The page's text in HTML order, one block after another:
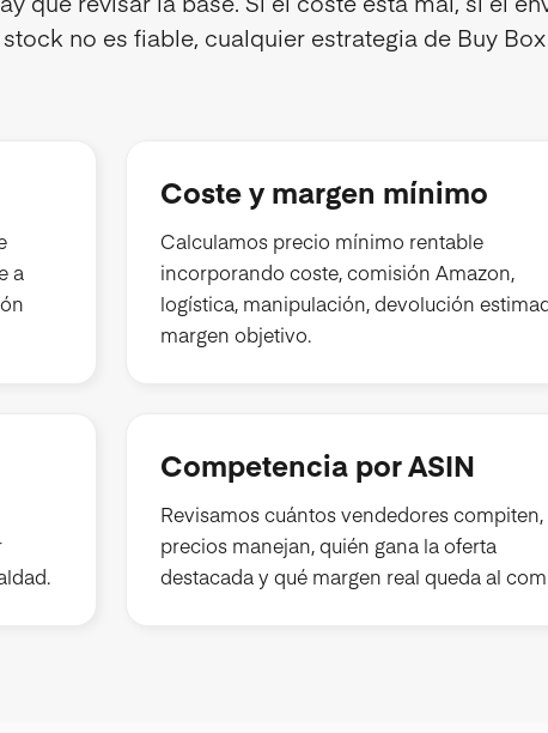
no es fiable, cualquier estrategia de Buy
a
Coste y margen mínimo
Calculamos precio mínimo rentable
incorporando coste, comisión Amazon,
logística, manipulación, devolución
margen objetivo.
Competencia por ASIN
Revisamos cuántos vendedores compiten,
precios manejan, quién gana la oferta
destacada y qué margen real queda al